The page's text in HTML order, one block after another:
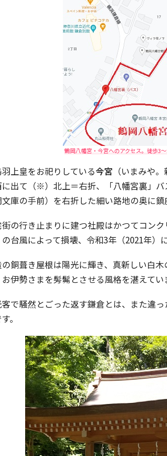
鶴岡八幡宮・今宮へのアクセス。徒歩3
上皇をお祀りしている今宮 （いまみや
出て（※）北上＝右折、「八幡宮裏」バ
庫の手前）を右折した細い路地の奥に鎮
の行き止まりに建つ社殿はかつてコン
台風によって損壊、令和3年（2021年）
銅葺き屋根は陽光に輝き、真新しい白
伊勢さまを髣髴とさせる風格を湛えてい
で騒然とごった返す鎌倉とは、また違
。